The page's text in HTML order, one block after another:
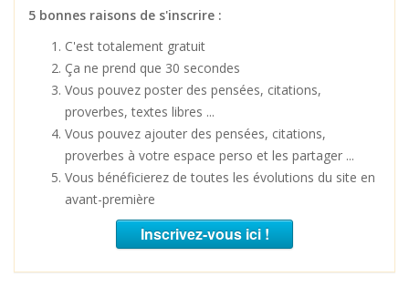
5 bonnes raisons de s'inscrire :
C'est totalement gratuit
Ça ne prend que 30 secondes
Vous pouvez poster des pensées, citations,
proverbes, textes libres ...
Vous pouvez ajouter des pensées, citations,
proverbes à votre espace perso et les partager ...
Vous bénéficierez de toutes les évolutions du site en
avant-première
Inscrivez-vous ici !